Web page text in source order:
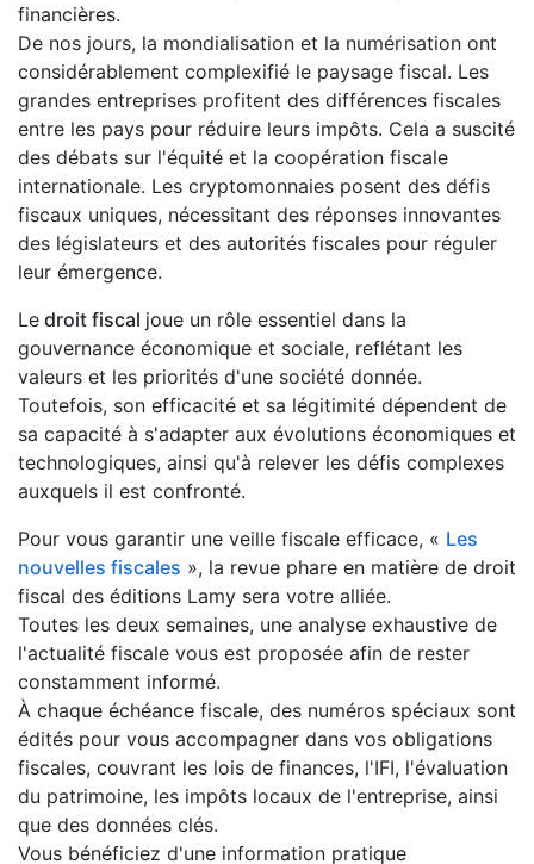
financières.
De nos jours, la mondialisation et la numérisation ont
considérablement complexifié le paysage fiscal. Les
grandes entreprises profitent des différences fiscales
entre les pays pour réduire leurs impôts. Cela a suscité
des débats sur l'équité et la coopération fiscale
internationale. Les cryptomonnaies posent des défis
fiscaux uniques, nécessitant des réponses innovantes
des législateurs et des autorités fiscales pour réguler
leur émergence.
Le droit fiscal joue un rôle essentiel dans la
gouvernance économique et sociale, reflétant les
valeurs et les priorités d'une société donnée.
Toutefois, son efficacité et sa légitimité dépendent de
sa capacité à s'adapter aux évolutions économiques et
technologiques, ainsi qu'à relever les défis complexes
auxquels il est confronté.
Pour vous garantir une veille fiscale efficace, « Les
nouvelles fiscales », la revue phare en matière de droit
fiscal des éditions Lamy sera votre alliée.
Toutes les deux semaines, une analyse exhaustive de
l'actualité fiscale vous est proposée afin de rester
constamment informé.
À chaque échéance fiscale, des numéros spéciaux sont
édités pour vous accompagner dans vos obligations
fiscales, couvrant les lois de finances, l'IFI, l'évaluation
du patrimoine, les impôts locaux de l'entreprise, ainsi
que des données clés.
Vous bénéficiez d'une information pratique